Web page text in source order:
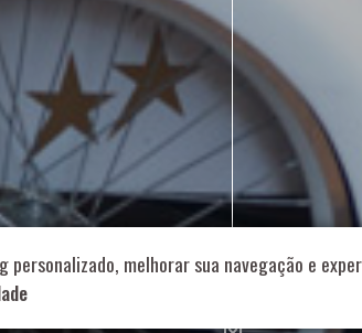
Vila Romana, São Paulo – SP 55 11 99178-
Role para continar
melhorar sua navegação e